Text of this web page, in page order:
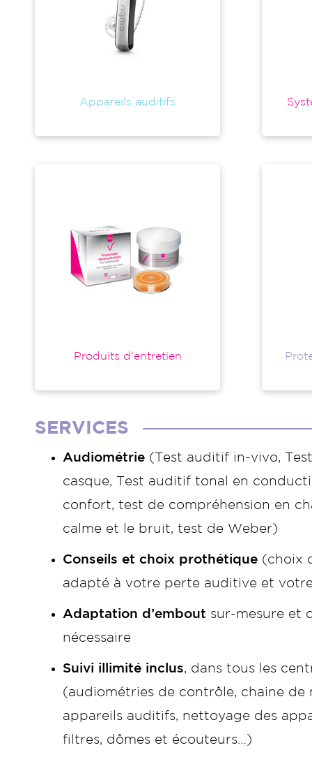
Appareils auditifs
Produits d’entretien
SERVICES
Audiométrie (Test auditif in-vivo,
casque, Test auditif tonal en
confort, test de compréhension en
calme et le bruit, test de Weber)
Conseils et choix prothétique (choix
adapté à votre perte auditive et
Adaptation d’embout sur-mesure et
nécessaire
Suivi illimité inclus, dans tous les
(audiométries de contrôle, chaine de
appareils auditifs, nettoyage des
filtres, dômes et écouteurs…)